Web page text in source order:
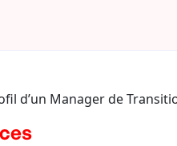
d’un Manager de